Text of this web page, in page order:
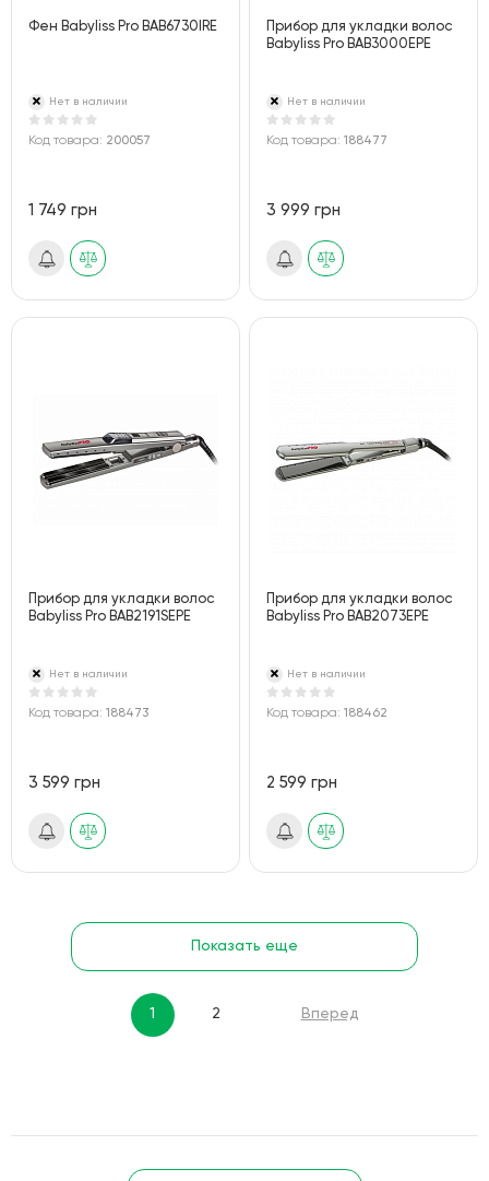
Фен Babyliss Pro BAB6730IRE
Нет в наличии
Код товара: 200057
1 749 грн
Прибор для укладки волос
Babyliss Pro BAB3000EPE
Нет в наличии
Код товара:188477
3 999 грн
Прибор для укладки волос
Babyliss Pro BAB2191SEPE
Нет в наличии
Код товара: 188473
3 599 грн
Прибор для укладки волос
Babyliss Pro BAB2073EPE
Нет в наличии
Код товара:188462
2 599 грн
Показать еще
1 2 Вперед